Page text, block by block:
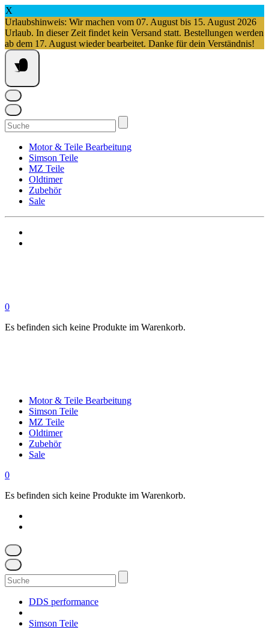
X
Urlaubshinweis: Wir machen vom 07. August bis 15. August 2026
Urlaub. In dieser Zeit findet kein Versand statt. Bestellungen werden
ab dem 17. August wieder bearbeitet. Danke für dein Verständnis!
Springe
zum
Inhalt
Suchen
nach:
Motor & Teile Bearbeitung
Simson Teile
MZ Teile
Oldtimer
Zubehör
Sale
0
Es befinden sich keine Produkte im Warenkorb.
Motor & Teile Bearbeitung
Simson Teile
MZ Teile
Oldtimer
Zubehör
Sale
0
Es befinden sich keine Produkte im Warenkorb.
Suchen
nach:
DDS performance
Simson Teile